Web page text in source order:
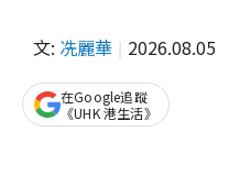
文: 冼麗華 2026.08.05
在Google追蹤
《UHK 港生活》